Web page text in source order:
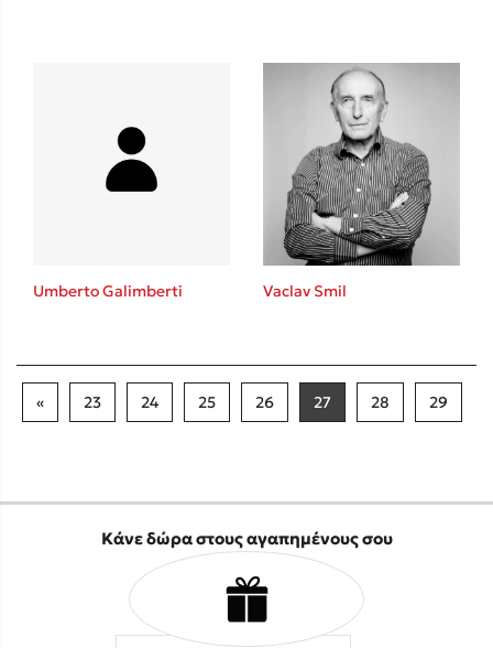
Umberto Galimberti Vaclav Smil
« 23 24 25 26 27 28 29
Κάνε δώρα στους αγαπημένους σου